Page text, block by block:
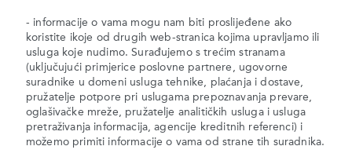
- informacije o vama mogu nam biti proslijeđene ako
koristite ikoje od drugih web-stranica kojima upravljamo ili
usluga koje nudimo. Surađujemo s trećim stranama
(uključujući primjerice poslovne partnere, ugovorne
suradnike u domeni usluga tehnike, plaćanja i dostave,
pružatelje potpore pri uslugama prepoznavanja prevare,
oglašivačke mreže, pružatelje analitičkih usluga i usluga
pretraživanja informacija, agencije kreditnih referenci) i
možemo primiti informacije o vama od strane tih suradnika.